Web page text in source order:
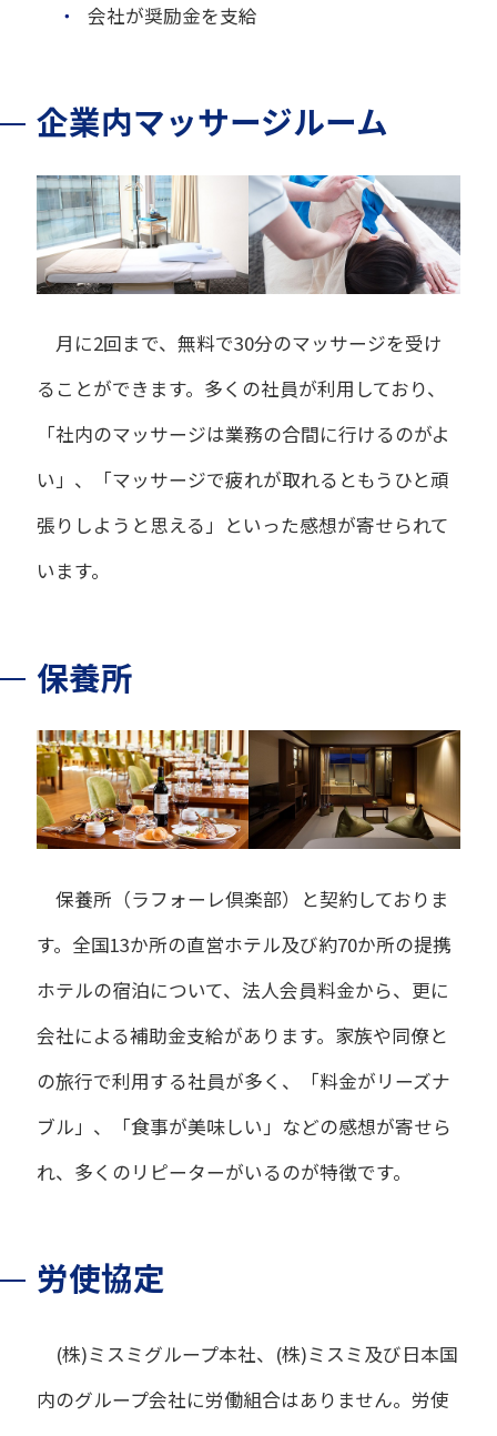
・ 会社が奨励金を支給
企業内マッサージルーム
月に2回まで、無料で30分のマッサージを受け
ることができます。多くの社員が利用しており、
「社内のマッサージは業務の合間に行けるのがよ
い」、「マッサージで疲れが取れるともうひと頑
張りしようと思える」といった感想が寄せられて
います。
保養所
保養所（ラフォーレ倶楽部）と契約しておりま
す。全国13か所の直営ホテル及び約70か所の提携
ホテルの宿泊について、法人会員料金から、更に
会社による補助金支給があります。家族や同僚と
の旅行で利用する社員が多く、「料金がリーズナ
ブル」、「食事が美味しい」などの感想が寄せら
れ、多くのリピーターがいるのが特徴です。
労使協定
(株)ミスミグループ本社、(株)ミスミ及び日本国
内のグループ会社に労働組合はありません。労使